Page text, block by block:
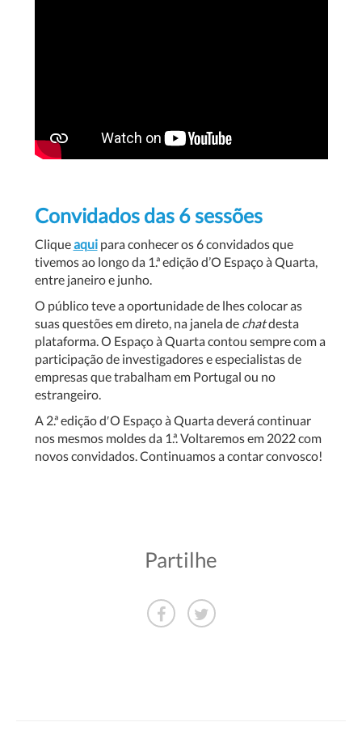
Convidados das 6 sessões
Cliqueaquipara conhecer os 6 convidados que
tivemos ao longo da 1.ª edição d’O Espaço à Quarta,
entre janeiro e junho.
O público teve a oportunidade de lhes colocar as
suas questões em direto, na janela de chatdesta
plataforma. O Espaço à Quarta contou sempre com a
participação de investigadores e especialistas de
empresas que trabalham em Portugal ou no
estrangeiro.
A 2.ª edição d′O Espaço à Quarta deverá continuar
nos mesmos moldes da 1.ª. Voltaremos em 2022 com
novos convidados. Continuamos a contar convosco!
Partilhe